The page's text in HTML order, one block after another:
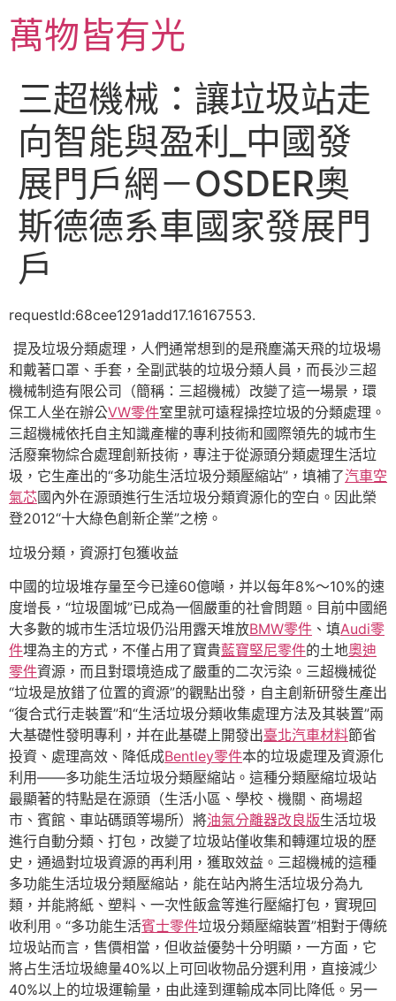
主萬物皆有光
三超機械：讓垃圾站走
向智能與盈利_中國發
展門戶網－OSDER奧
斯德德系車國家發展門
戶
requestId:68cee1291add17.16167553.
提及垃圾分類處理，人們通常想到的是飛塵滿天飛的垃圾場
和戴著口罩、手套，全副武裝的垃圾分類人員，而長沙三超
機械制造有限公司（簡稱：三超機械）改變了這一場景，環
保工人坐在辦公VW零件室里就可遠程操控垃圾的分類處理。
三超機械依托自主知識產權的專利技術和國際領先的城市生
活廢棄物綜合處理創新技術，專注于從源頭分類處理生活垃
圾，它生產出的“多功能生活垃圾分類壓縮站”，填補了汽車空
氣芯國內外在源頭進行生活垃圾分類資源化的空白。因此榮
登2012“十大綠色創新企業”之榜。
垃圾分類，資源打包獲收益
中國的垃圾堆存量至今已達60億噸，并以每年8%～10%的速
度增長，“垃圾圍城”已成為一個嚴重的社會問題。目前中國絕
大多數的城市生活垃圾仍沿用露天堆放BMW零件 、填Audi零
件埋為主的方式，不僅占用了寶貴藍寶堅尼零件的土地奧迪
零件資源，而且對環境造成了嚴重的二次污染。三超機械從
“垃圾是放錯了位置的資源”的觀點出發，自主創新研發生產出
“復合式行走裝置”和“生活垃圾分類收集處理方法及其裝置”兩
大基礎性發明專利，并在此基礎上開發出臺北汽車材料節省
投資、處理高效、降低成Bentley零件本的垃圾處理及資源化
利用——多功能生活垃圾分類壓縮站。這種分類壓縮垃圾站
最顯著的特點是在源頭（生活小區、學校、機關、商場超
市、賓館、車站碼頭等場所）將油氣分離器改良版生活垃圾
進行自動分類、打包，改變了垃圾站僅收集和轉運垃圾的歷
史，通過對垃圾資源的再利用，獲取效益。三超機械的這種
多功能生活垃圾分類壓縮站，能在站內將生活垃圾分為九
類，并能將紙、塑料、一次性飯盒等進行壓縮打包，實現回
收利用。“多功能生活賓士零件垃圾分類壓縮裝置”相對于傳統
垃圾站而言，售價相當，但收益優勢十分明顯，一方面，它
將占生活垃圾總量40%以上可回收物品分選利用，直接減少
40%以上的垃圾運輸量，由此達到運輸成本同比降低。另一